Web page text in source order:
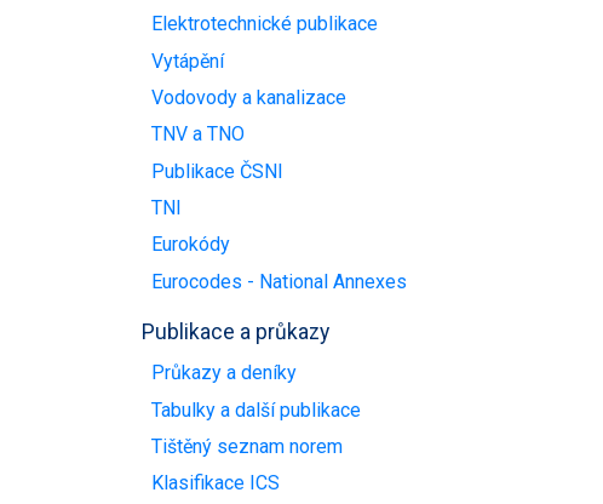
Elektrotechnické publikace
Vytápění
Vodovody a kanalizace
TNV a TNO
Publikace ČSNI
TNI
Eurokódy
Eurocodes - National Annexes
Publikace a průkazy
Průkazy a deníky
Tabulky a další publikace
Tištěný seznam norem
Klasifikace ICS